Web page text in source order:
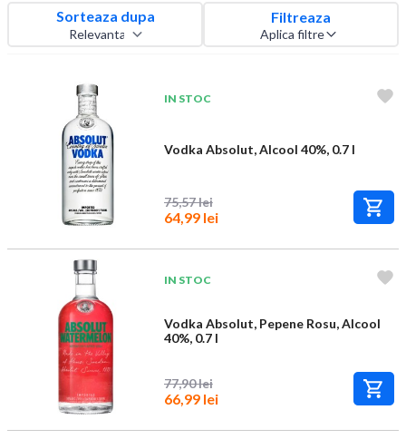
Sorteaza dupa Filtreaza
Aplica filtre
IN STOC
Vodka Absolut, Alcool 40%, 0.7 l
75,57 lei
64,99 lei
IN STOC
Vodka Absolut, Pepene Rosu, Alcool
40%, 0.7 l
77,90 lei
66,99 lei